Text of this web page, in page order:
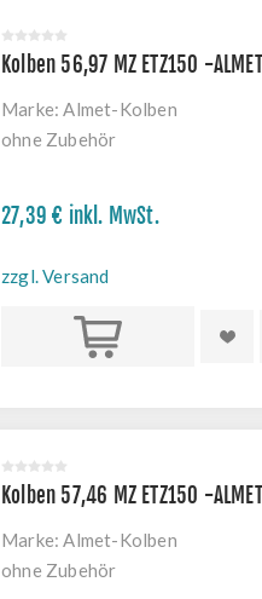
Kolben 56,97 MZ ETZ150 -ALMET
Marke: Almet-Kolben
ohne Zubehör
27,39 € inkl. MwSt.
zzgl. Versand
Kaufen
Kolben 57,46 MZ ETZ150 -ALMET
Marke: Almet-Kolben
ohne Zubehör